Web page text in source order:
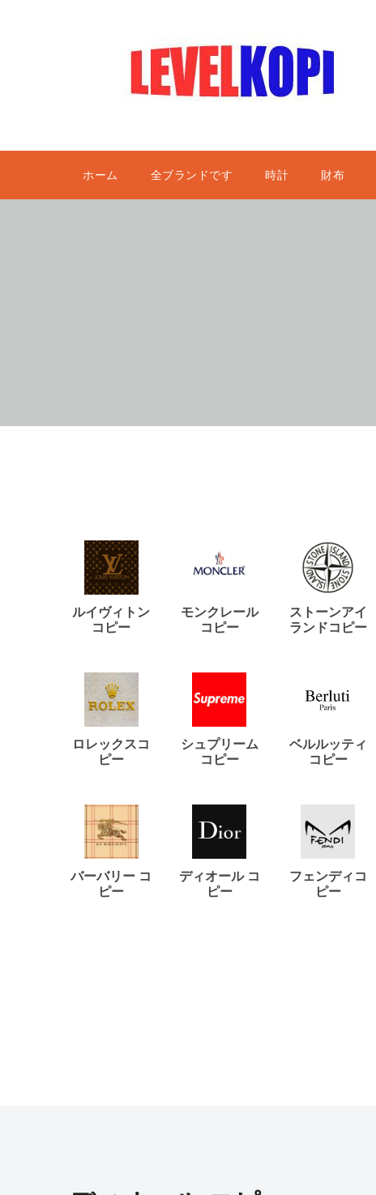
ホーム 全ブランドです 時計 財布
ルイヴィトン
コピー
モンクレール
コピー
ストーンアイ
ランドコピー
ロレックスコ
ピー
シュプリーム
コピー
ベルルッティ
コピー
バーバリー コ
ピー
ディオール コ
ピー
フェンディコ
ピー